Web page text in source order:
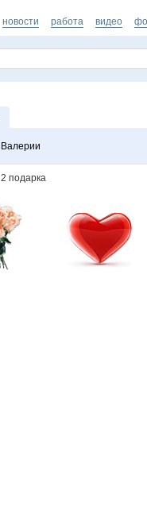
новости работа видео
подарка